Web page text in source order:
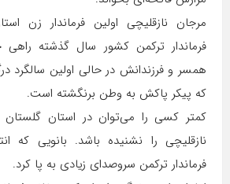
مرجان نازقلیچی اولین فرماندار زن
فرماندار ترکمن کشور سال گذشته
همسر و فرزندانش در حالی اولین سالگرد
که پیکر پاکش به وطن برنگشته است.
کمتر کسی را می‌توان در استان
نازقلیچی را نشنیده باشد. بانویی که
فرماندار ترکمن سروصدای زیادی به پا کرد.